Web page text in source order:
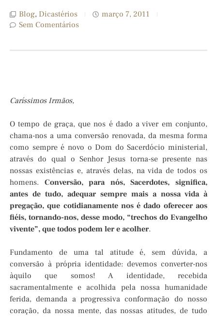
Blog, Dicastérios
março 7, 2011
Sem Comentários
Caríssimos Irmãos,
O tempo de graça, que nos é dado a viver em conjunto,
chama-nos a uma conversão renovada, da mesma forma
como sempre é novo o Dom do Sacerdócio ministerial,
através do qual o Senhor Jesus torna-se presente nas
nossas existências e, através delas, na vida de todos os
homens. Conversão, para nós, Sacerdotes, significa,
antes de tudo, adequar sempre mais a nossa vida à
pregação, que cotidianamente nos é dado oferecer aos
fiéis, tornando-nos, desse modo, “trechos do Evangelho
vivente”, que todos podem ler e acolher.
Fundamento de uma tal atitude é, sem dúvida, a
conversão à própria identidade: devemos converter-nos
àquilo que somos! A identidade, recebida
sacramentalmente e acolhida pela nossa humanidade
ferida, demanda a progressiva conformação do nosso
coração, da nossa mente, das nossas atitudes, de tudo